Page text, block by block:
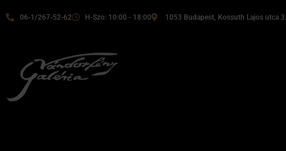
06-1/267-52-62 H-Szo: 10:00 - 18:00 1053 Budapest, Kossuth Lajos utca 3.